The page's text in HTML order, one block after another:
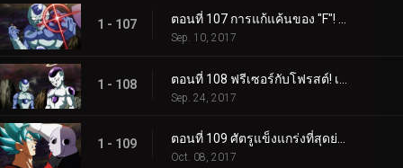
1 - 107
Sep. 10, 2017
1 - 108
Sep. 24, 2017
1 - 109 ตอนที่ 109 ศัตรูแข็งแกร่งที่สุดย่างใกล้โกคู! ยิงไปตอนนี้แหละ! บอลเก็งกิปลิดชีพ!!
Oct. 08, 2017